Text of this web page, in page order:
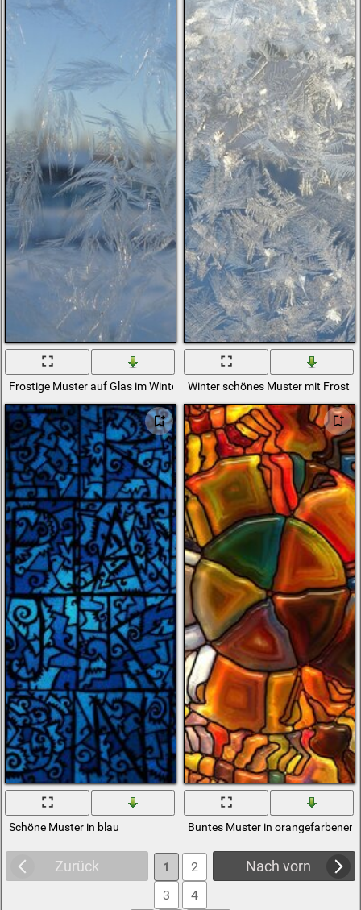
Frostige Muster auf Glas im Winter Winter schönes Muster mit Frost
Schöne Muster in blau Buntes Muster in orangefarbenen
Zurück Nach vorn
1
2
3
4